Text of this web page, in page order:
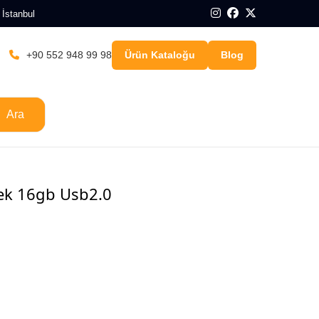
+90 552 948 99 98 Ürün Kataloğu Blog
Ara
16gb Usb2.0